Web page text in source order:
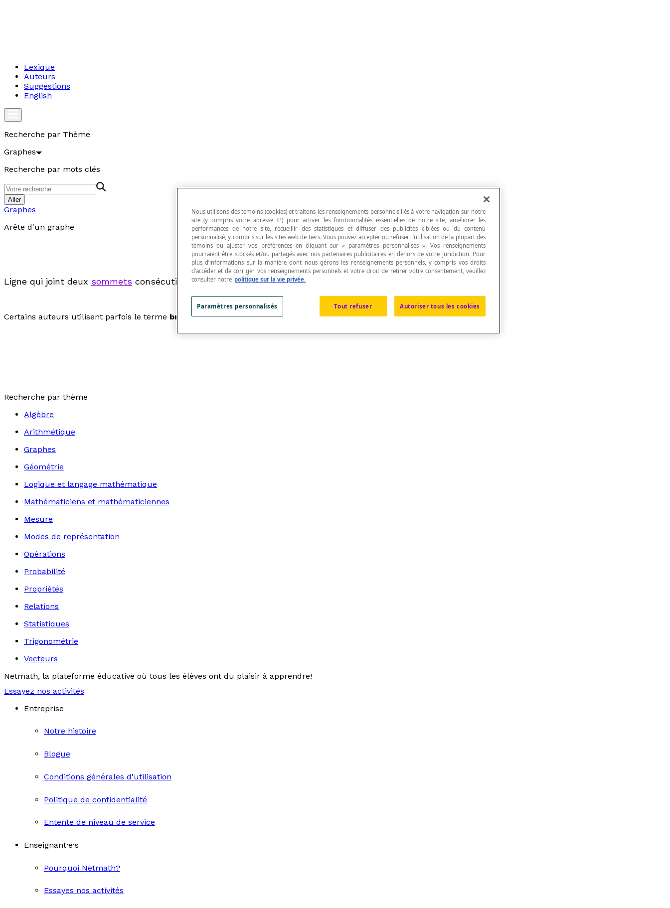
Lexique
Auteurs
Suggestions
English
Recherche par Thème
Graphes
Recherche par mots clés
Aller
Graphes
Arête d'un graphe
Ligne qui joint deux sommets consécutifs, distincts ou non, d'ungraphe non orienté
Certains auteurs utilisent parfois le terme branchepour désigner une arête d'un graphe.
Recherche par thème
Algèbre
Arithmétique
Graphes
Géométrie
Logique et langage mathématique
Mathématiciens et mathématiciennes
Mesure
Modes de représentation
Opérations
Probabilité
Propriétés
Relations
Statistiques
Trigonométrie
Vecteurs
Netmath, la plateforme éducative où tous les élèves ont du plaisir à apprendre!
Essayez nos activités
Entreprise
Notre histoire
Blogue
Conditions générales d'utilisation
Politique de confidentialité
Entente de niveau de service
Enseignant·e·s
Pourquoi Netmath?
Essayes nos activités
Nous utilisons des témoins (cookies) et traitons les renseignements personnels liés à votre navigation sur notre
site (y compris votre adresse IP) pour activer les fonctionnalités essentielles de notre site, améliorer les
performances de notre site, recueillir des statistiques et diffuser des publicités ciblées ou du contenu
personnalisé, y compris sur les sites web de tiers. Vous pouvez accepter ou refuser l’utilisation de la plupart des
témoins ou ajuster vos préférences en cliquant sur « paramètres personnalisés ». Vos renseignements
pourraient être stockés et/ou partagés avec nos partenaires publicitaires en dehors de votre juridiction. Pour
plus d’informations sur la manière dont nous gérons les renseignements personnels, y compris vos droits
d’accéder et de corriger vos renseignements personnels et votre droit de retirer votre consentement, veuillez
consulter notre politique sur la vie privée.
Tout refuser Autoriser tous les cookies
Paramètres personnalisés